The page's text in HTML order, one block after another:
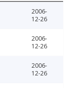
2006-
12-26
2006-
12-26
2006-
12-26